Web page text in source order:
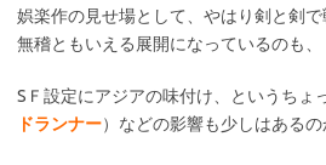
娯楽作の見せ場として、やはり剣と剣
無稽ともいえる展開になっているのも、
SＦ設定にアジアの味付け、というちょ
ドランナー）などの影響も少しはあるの